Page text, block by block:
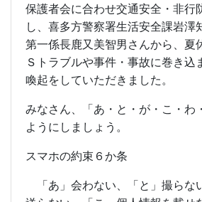
保護者会に合わせ交通安全・非行
し、喜多方警察署生活安全課岩澤
第一係長鹿又美智男さんから、夏
Ｓトラブルや事件・事故に巻き込
喚起をしていただきました。
みなさん、「あ・と・が・こ・わ
ようにしましょう。
スマホの約束６か条
「あ」会わない、「と」撮らな